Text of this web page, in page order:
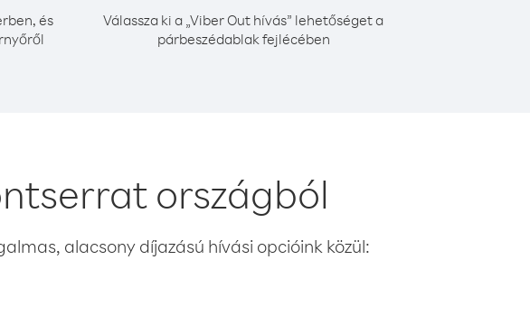
és
Válassza ki a „Viber Out hívás” lehetőséget a
párbeszédablak fejlécében
országból
alacsony díjazású hívási opcióink közül: